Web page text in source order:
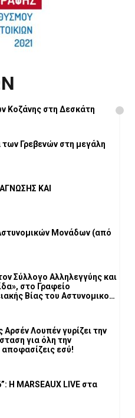
Κοζάνης στη Δεσκάτη
των Γρεβενών στη μεγάλη
ΚΑΙ
Μονάδων (από
Σύλλογο Αλληλεγγύης και
στο Γραφείο
Βίας του Αστυνομικού
Λουπέν γυρίζει την
για όλη την
το αποφασίζεις εσύ!
Η MARSEAUX LIVE στα